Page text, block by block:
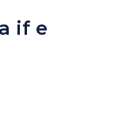
if e